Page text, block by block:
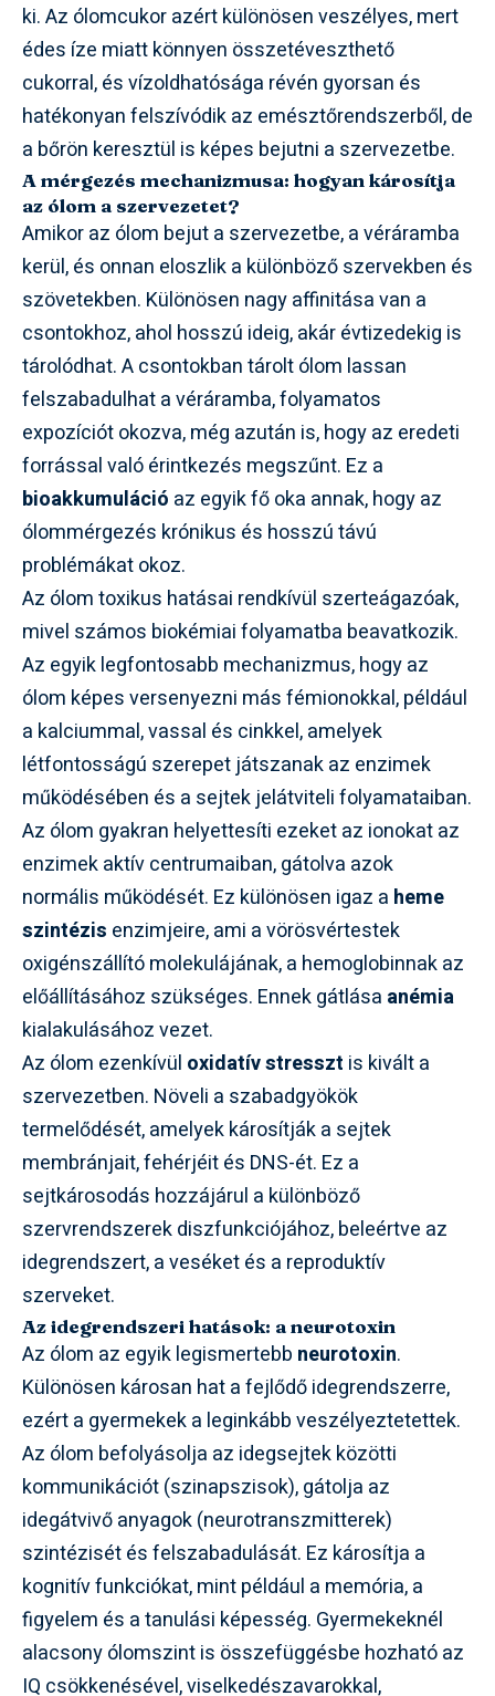
ki. Az ólomcukor azért különösen veszélyes, mert
édes íze miatt könnyen összetéveszthető
cukorral, és vízoldhatósága révén gyorsan és
hatékonyan felszívódik az emésztőrendszerből, de
a bőrön keresztül is képes bejutni a szervezetbe.
A mérgezés mechanizmusa: hogyan károsítja
az ólom a szervezetet?
Amikor az ólom bejut a szervezetbe, a véráramba
kerül, és onnan eloszlik a különböző szervekben és
szövetekben. Különösen nagy affinitása van a
csontokhoz, ahol hosszú ideig, akár évtizedekig is
tárolódhat. A csontokban tárolt ólom lassan
felszabadulhat a véráramba, folyamatos
expozíciót okozva, még azután is, hogy az eredeti
forrással való érintkezés megszűnt. Ez a
bioakkumuláció az egyik fő oka annak, hogy az
ólommérgezés krónikus és hosszú távú
problémákat okoz.
Az ólom toxikus hatásai rendkívül szerteágazóak,
mivel számos biokémiai folyamatba beavatkozik.
Az egyik legfontosabb mechanizmus, hogy az
ólom képes versenyezni más fémionokkal, például
a kalciummal, vassal és cinkkel, amelyek
létfontosságú szerepet játszanak az enzimek
működésében és a sejtek jelátviteli folyamataiban.
Az ólom gyakran helyettesíti ezeket az ionokat az
enzimek aktív centrumaiban, gátolva azok
normális működését. Ez különösen igaz a heme
szintézis enzimjeire, ami a vörösvértestek
oxigénszállító molekulájának, a hemoglobinnak az
előállításához szükséges. Ennek gátlása anémia
kialakulásához vezet.
Az ólom ezenkívül oxidatív stresszt is kivált a
szervezetben. Növeli a szabadgyökök
termelődését, amelyek károsítják a sejtek
membránjait, fehérjéit és DNS-ét. Ez a
sejtkárosodás hozzájárul a különböző
szervrendszerek diszfunkciójához, beleértve az
idegrendszert, a veséket és a reproduktív
szerveket.
Az idegrendszeri hatások: a neurotoxin
Az ólom az egyik legismertebb neurotoxin.
Különösen károsan hat a fejlődő idegrendszerre,
ezért a gyermekek a leginkább veszélyeztetettek.
Az ólom befolyásolja az idegsejtek közötti
kommunikációt (szinapszisok), gátolja az
idegátvivő anyagok (neurotranszmitterek)
szintézisét és felszabadulását. Ez károsítja a
kognitív funkciókat, mint például a memória, a
figyelem és a tanulási képesség. Gyermekeknél
alacsony ólomszint is összefüggésbe hozható az
IQ csökkenésével, viselkedészavarokkal,